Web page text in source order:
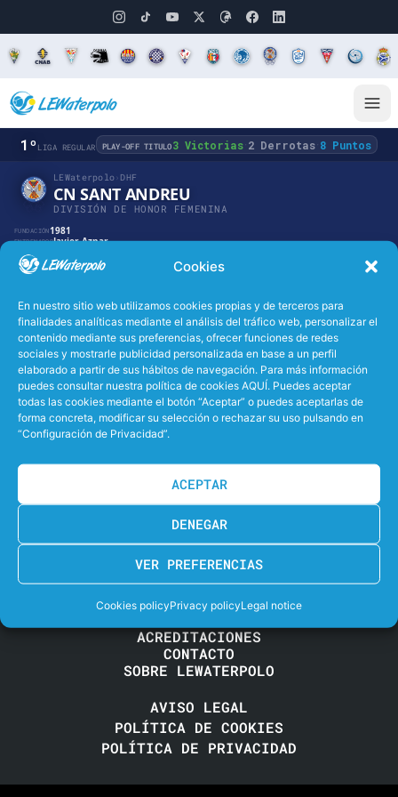
Cookies
En nuestro sitio web utilizamos cookies propias y de terceros para
finalidades analíticas mediante el análisis del tráfico web, personalizar el
contenido mediante sus preferencias, ofrecer funciones de redes
sociales y mostrarle publicidad personalizada en base a un perfil
elaborado a partir de sus hábitos de navegación. Para más información
puedes consultar nuestra política de cookies AQUÍ. Puedes aceptar
todas las cookies mediante el botón “Aceptar” o puedes aceptarlas de
forma concreta, modificar su selección o rechazar su uso pulsando en
“Configuración de Privacidad”.
ACEPTAR
DENEGAR
VER PREFERENCIAS
Cookies policyPrivacy policyLegal notice
LEWaterpolo› DHF
CN SANT ANDREU
DIVISIÓN DE HONOR FEMENINA
FUNDACIÓN1981
ENTRENADORJavier Aznar
1º LIGA REGULAR PLAY-OFF TITULO3 Victorias· 2 Derrotas· 8 Puntos
PLANTILLA PARTIDOS ESTADÍSTICAS GALERÍA
Ligas de División de
Honor de Waterpolo
Real Federación Española de Natación
ACREDITACIONES
CONTACTO
SOBRE LEWATERPOLO
AVISO LEGAL
POLÍTICA DE COOKIES
POLÍTICA DE PRIVACIDAD